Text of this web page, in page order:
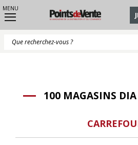
MENU
100 MAGASINS